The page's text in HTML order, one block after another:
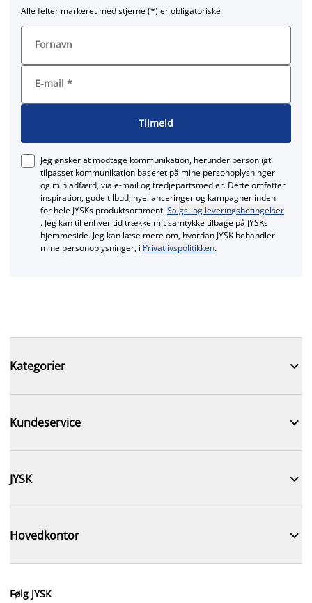
Alle felter markeret med stjerne (*) er obligatoriske
Fornavn
E-mail *
Tilmeld
Jeg ønsker at modtage kommunikation, herunder personligt
tilpasset kommunikation baseret på mine personoplysninger
og min adfærd, via e‑mail og tredjepartsmedier. Dette omfatter
inspiration, gode tilbud, nye lanceringer og kampagner inden
for hele JYSKs produktsortiment.Salgs- og leveringsbetingelser
. Jeg kan til enhver tid trække mit samtykke tilbage på JYSKs
hjemmeside. Jeg kan læse mere om, hvordan JYSK behandler
mine personoplysninger, i Privatlivspolitikken.
Kategorier 
Kundeservice 
JYSK 
Hovedkontor 
Følg JYSK